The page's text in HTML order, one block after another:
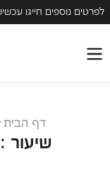
לפרטים נוספים חייגו
דף הבית
שיעור